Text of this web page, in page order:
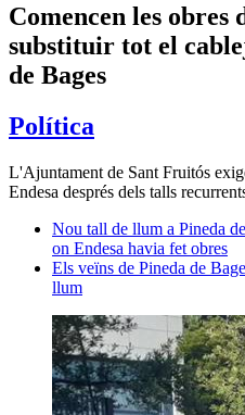
Comencen les obres
substituir tot el
de Bages
Política
L'Ajuntament de Sant Fruitós
Endesa després dels talls
Nou tall de llum a Pineda
on Endesa havia fet obres
Els veïns de Pineda de
llum